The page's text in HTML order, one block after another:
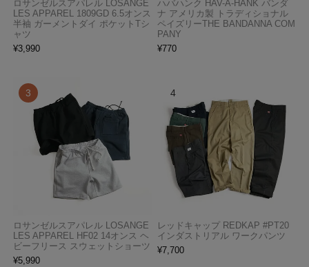
ロサンゼルスアパレル LOSANGE
LES APPAREL 1809GD 6.5オンス
半袖 ガーメントダイ ポケットTシ
ャツ
¥3,990
ハバハンク HAV-A-HANK バンダ
ナ アメリカ製 トラディショナル
ペイズリーTHE BANDANNA COM
PANY
¥770
ロサンゼルスアパレル LOSANGE
LES APPAREL HF02 14オンス ヘ
ビーフリース スウェットショーツ
¥5,990
レッドキャップ REDKAP #PT20
インダストリアル ワークパンツ
¥7,700